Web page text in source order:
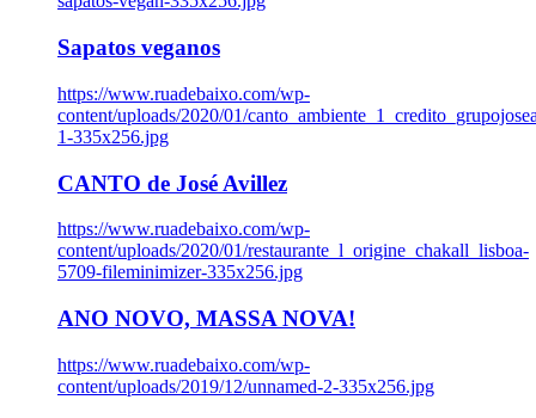
Sapatos veganos
https://www.ruadebaixo.com/wp-
content/uploads/2020/01/
1-335x256.jpg
CANTO de José Avillez
https://www.ruadebaixo.com/wp-
content/uploads/2020/01/restaurante_l_origine_chakall_lisboa-
5709-fileminimizer-335x256.jpg
ANO NOVO, MASSA NOVA!
https://www.ruadebaixo.com/wp-
content/uploads/2019/12/unnamed-2-335x256.jpg